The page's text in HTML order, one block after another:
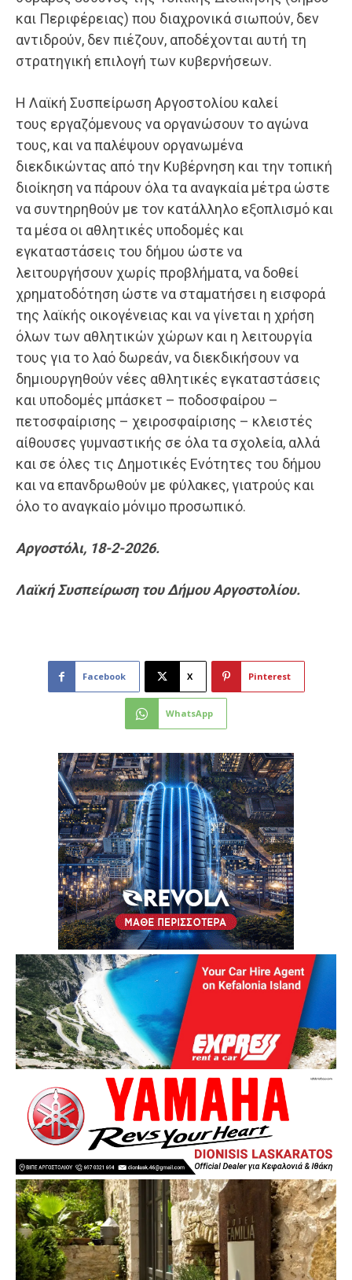
και Περιφέρειας) που διαχρονικά σιωπούν, δεν
αντιδρούν, δεν πιέζουν, αποδέχονται αυτή τη
στρατηγική επιλογή των κυβερνήσεων.
Η Λαϊκή Συσπείρωση Αργοστολίου καλεί
τους εργαζόμενους να οργανώσουν το αγώνα
τους, και να παλέψουν οργανωμένα
διεκδικώντας από την Κυβέρνηση και την τοπική
διοίκηση να πάρουν όλα τα αναγκαία μέτρα ώστε
να συντηρηθούν με τον κατάλληλο εξοπλισμό και
τα μέσα οι αθλητικές υποδομές και
εγκαταστάσεις του δήμου ώστε να
λειτουργήσουν χωρίς προβλήματα, να δοθεί
χρηματοδότηση ώστε να σταματήσει η εισφορά
της λαϊκής οικογένειας και να γίνεται η χρήση
όλων των αθλητικών χώρων και η λειτουργία
τους για το λαό δωρεάν,να διεκδικήσουν να
δημιουργηθούν νέες αθλητικές εγκαταστάσεις
και υποδομές μπάσκετ – ποδοσφαίρου –
πετοσφαίρισης – χειροσφαίρισης – κλειστές
αίθουσες γυμναστικής σε όλα τα σχολεία, αλλά
και σε όλες τις Δημοτικές Ενότητες του δήμου
και να επανδρωθούν με φύλακες, γιατρούς και
όλο το αναγκαίο μόνιμο προσωπικό.
Αργοστόλι, 18-2-2026.
Λαϊκή Συσπείρωση του Δήμου Αργοστολίου.
Facebook X Pinterest
WhatsApp